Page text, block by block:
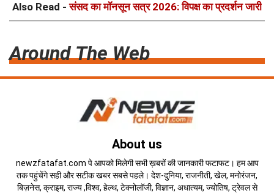
Also Read -संसद का मॉनसून सत्र 2026: विपक्ष का प्रदर्शन जारी
Around The Web
About us
newzfatafat.com पे आपको मिलेगी सभी ख़बरों की जानकारी फटाफट। हम आप
तक पहुंचेंगे सही और सटीक खबर सबसे पहले। देश-दुनिया, राजनीती, खेल, मनोरंजन,
बिज़नेस, क्राइम, राज्य ,विश्व, हेल्थ, टेक्नोलॉजी, विज्ञान, अधात्यम, ज्योतिष, ट्रेवल से